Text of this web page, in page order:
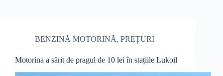
BENZINĂ MOTORINĂ, PREȚURI
Motorina a sărit de pragul de 10 lei în stațiile Lukoil